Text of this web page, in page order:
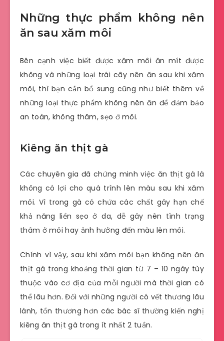
Những thực phẩm không nên
ăn sau xăm môi
Bên cạnh việc biết được xăm môi ăn mít được
không và những loại trái cây nên ăn sau khi xăm
môi, thì bạn cần bổ sung cũng như biết thêm về
những loại thực phẩm không nên ăn để đảm bảo
an toàn, không thâm, sẹo ở môi.
Kiêng ăn thịt gà
Các chuyên gia đã chứng minh việc ăn thịt gà là
không có lợi cho quá trình lên màu sau khi xăm
môi. Vì trong gà có chứa các chất gây hạn chế
khả năng liền sẹo ở da, dễ gây nên tình trạng
thâm ở môi hay ảnh hưởng đến màu lên môi.
Chính vì vậy, sau khi xăm môi bạn không nên ăn
thịt gà trong khoảng thời gian từ 7 – 10 ngày tùy
thuộc vào cơ địa của mỗi người mà thời gian có
thể lâu hơn. Đối với những người có vết thương lâu
lành, tổn thương hơn các bác sĩ thường kiến nghị
kiêng ăn thịt gà trong ít nhất 2 tuần.